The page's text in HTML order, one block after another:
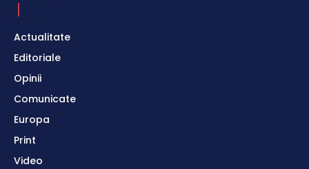
Actualitate
Editoriale
Opinii
Comunicate
Europa
Print
Video